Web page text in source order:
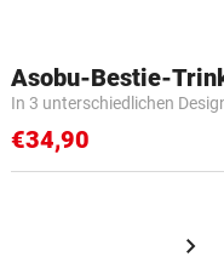
Asobu-Bestie-
In 3 unterschiedlichen
€34,90
chevron_right